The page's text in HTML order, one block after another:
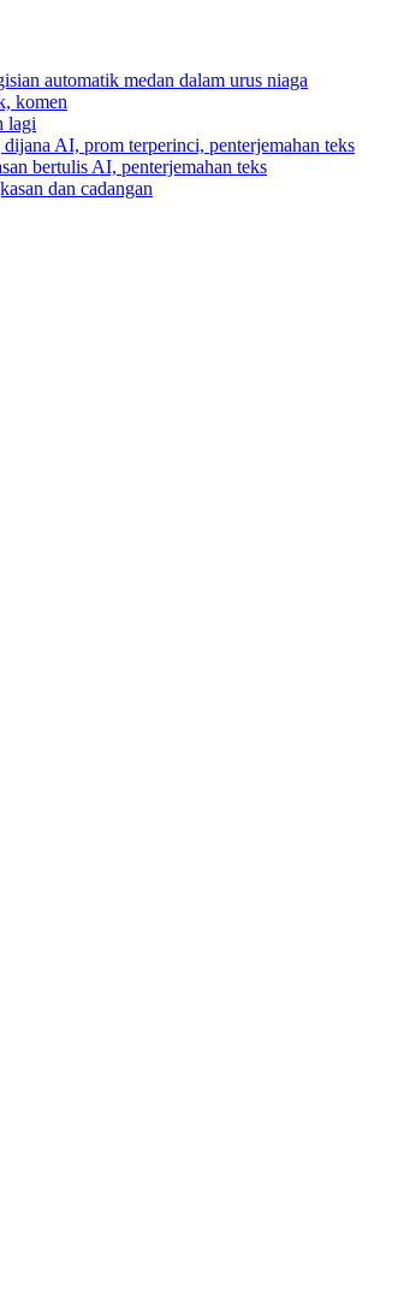
automatik medan dalam urus niaga
komen
lagi
AI, prom terperinci, penterjemahan teks
bertulis AI, penterjemahan teks
dan cadangan